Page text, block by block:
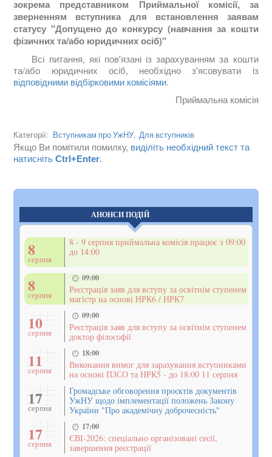
зокрема представником Приймальної комісії, за
зверненням вступника для встановлення заявам
статусу "Допущено до конкурсу (навчання за кошти
фізичних та/або юридичних осіб)"
Всі питання, які пов'язані із зарахуванням за кошти
та/або юридичних осіб, необхідно з'ясовувати із
відповідними відбірковими комісіями.
Приймальна комісія
Категорії: Вступникам про УжНУ, Для вступників
Якщо Ви помітили помилку, виділіть необхідний текст та
натиснітьCtrl+Enter.
АНОНСИ ПОДІЙ
8
серпня
8 - 9 серпня приймальна комісія працює з 09:00
до 14:00
8
серпня
09:00
Реєстрація заяв для вступу за освітнім ступенем
магістр на основі НРК6 / НРК7
10
серпня
09:00
Реєстрація заяв для вступу за освітнім ступенем
доктор філософії
11
серпня
18:00
Виконання вимог для зарахування вступниками
на основі ПЗСО та НРК5 - до 18:00 11 серпня
17
серпня
Громадське обговорення проєктів документів
УжНУ щодо імплементації положень Закону
України "Про академічну доброчесність"
17
серпня
17:00
ЄВІ-2026: спеціально організовані сесії,
завершення реєстрації